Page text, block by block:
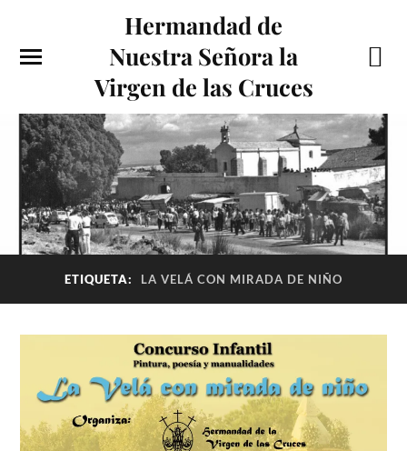
Hermandad de
Nuestra Señora la
Virgen de las Cruces
ETIQUETA: LA VELÁ CON MIRADA DE NIÑO